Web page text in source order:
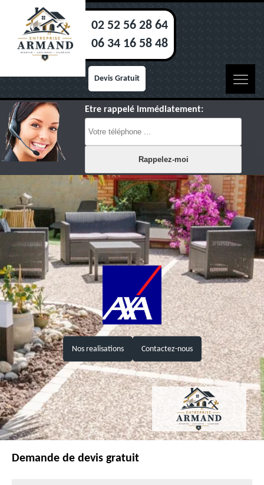
02 52 56 28 64
06 34 16 58 48
Devis Gratuit
Etre rappelé immédiatement:
Nos realisations Contactez-nous
Demande de devis gratuit